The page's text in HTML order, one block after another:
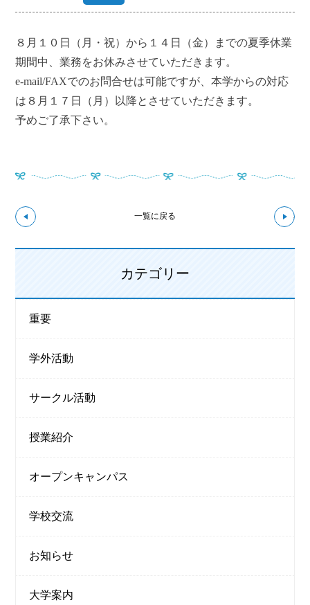
８月１０日（月・祝）から１４日（金）までの夏季休業
期間中、業務をお休みさせていただきます。
e-mail/FAXでのお問合せは可能ですが、本学からの対応
は８月１７日（月）以降とさせていただきます。
予めご了承下さい。
↼前の記事へ 次
一覧に戻る
カテゴリー
重要
学外活動
サークル活動
授業紹介
オープンキャンパス
学校交流
お知らせ
大学案内